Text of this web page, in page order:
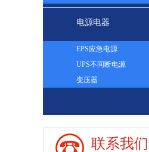
电源电器
EPS应急电源
UPS不间断电源
变压器
联系我们